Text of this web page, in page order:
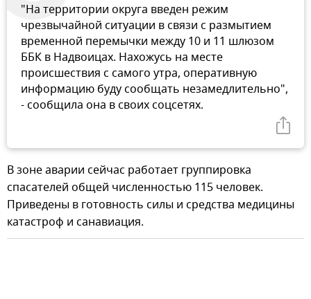
"На территории округа введен режим
чрезвычайной ситуации в связи с размытием
временной перемычки между 10 и 11 шлюзом
ББК в Надвоицах. Нахожусь на месте
происшествия с самого утра, оперативную
информацию буду сообщать незамедлительно",
- сообщила она в своих соцсетях.
В зоне аварии сейчас работает группировка
спасателей общей численностью 115 человек.
Приведены в готовность силы и средства медицины
катастроф и санавиация.